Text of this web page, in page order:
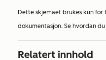
Dette skjemaet brukes kun
dokumentasjon. Se hvordan du
Relatert innhold